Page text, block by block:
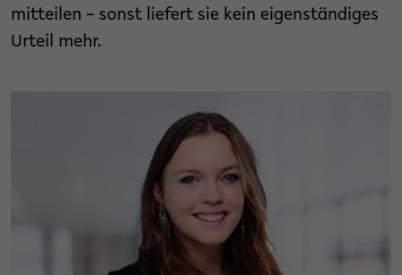
mitteilen – sonst liefert sie kein eigenständiges
Urteil mehr.